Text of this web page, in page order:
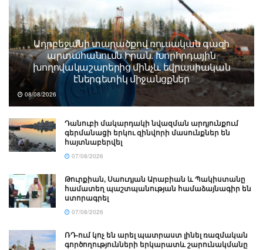
Ադրբեջանի տարածքով ռուսական գազի
արտահանումն Իրան. Խորհրդային
խողովակաշարերից մինչև եվրասիական
էներգետիկ միջանցքներ
08/08/2026
Դանուբի մակարդակի նվազման արդյունքում
գերմանացի երկու զինվորի մասունքներ են
հայտնաբերվել
07/08/2026
Թուրքիան, Սաուդյան Արաբիան և Պակիստանը
համատեղ պաշտպանության համաձայնագիր են
ստորագրել
07/08/2026
ՌԴ-ում կոչ են արել պատրաստ լինել ռազմական
գործողությունների երկարատև շարունակմանը